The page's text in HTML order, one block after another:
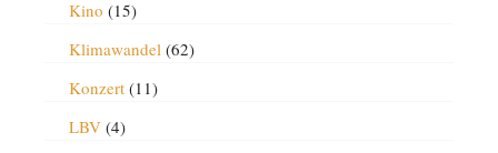
Kino (15)
Klimawandel(62)
Konzert(11)
LBV(4)